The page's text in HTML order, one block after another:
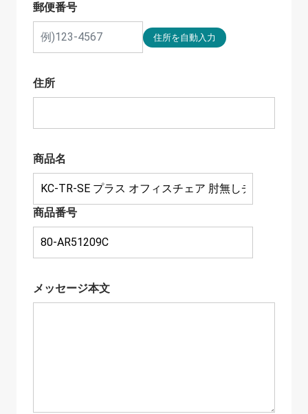
郵便番号
住所
商品名
商品番号
メッセージ本文